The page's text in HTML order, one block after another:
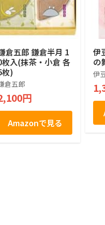
倉五郎 鎌倉半月 1
枚入(抹茶・小倉 各
枚)
倉五郎
円
Amazonで見る
伊
の
伊